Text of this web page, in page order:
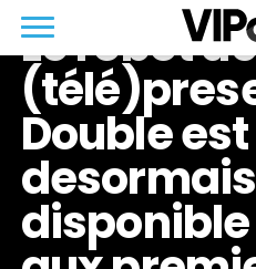
Le robot de
Double est
desormais